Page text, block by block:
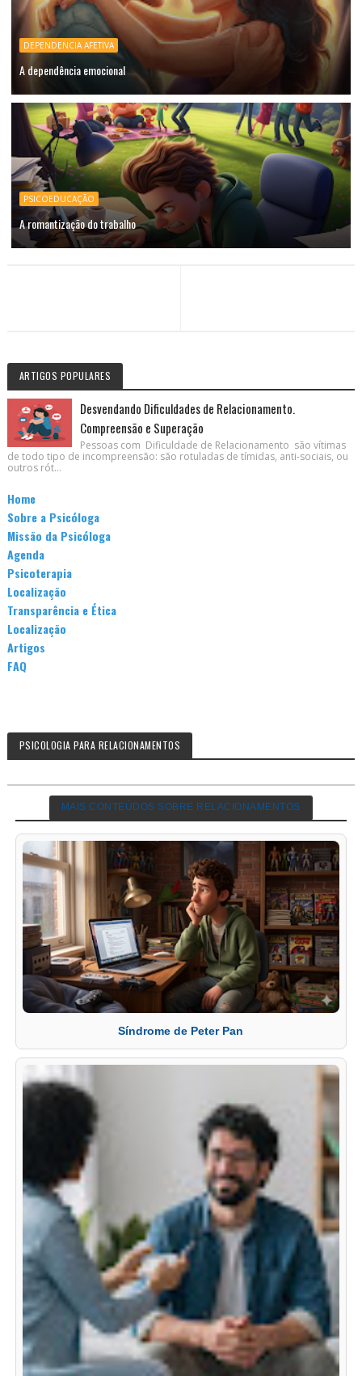
DEPENDENCIA AFETIVA
A dependência emocional
PSICOEDUCAÇÃO
A romantização do trabalho
ARTIGOS POPULARES
Desvendando Dificuldades de Relacionamento.
Compreensão e Superação
Pessoas com Dificuldade de Relacionamento são vítimas
de todo tipo de incompreensão: são rotuladas de tímidas, anti-sociais, ou
outros rót...
Home
Sobre a Psicóloga
Missão da Psicóloga
Agenda
Psicoterapia
Localização
Transparência e Ética
Localização
Artigos
FAQ
PSICOLOGIA PARA RELACIONAMENTOS
MAIS CONTEÚDOS SOBRE RELACIONAMENTOS
Síndrome de Peter Pan